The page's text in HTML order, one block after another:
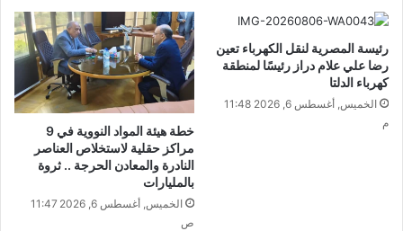
رئيسة المصرية لنقل الكهرباء تعين
رضا علي علام دراز رئيسًا لمنطقة
كهرباء الدلتا
الخميس, أغسطس 6, 2026 11:48
م
خطة هيئة المواد النووية في 9
مراكز حقلية لاستخلاص العناصر
النادرة والمعادن الحرجة .. ثروة
بالمليارات
الخميس, أغسطس 6, 2026 11:47
ص